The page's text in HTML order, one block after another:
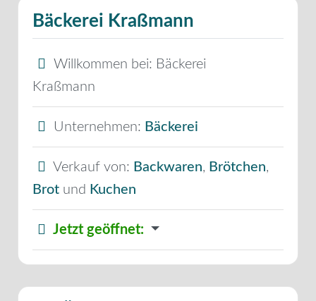
Bäckerei Kraßmann
Willkommen bei: Bäckerei
Kraßmann
Unternehmen: Bäckerei
Verkauf von: Backwaren, Brötchen,
Brot und Kuchen
Jetzt geöffnet: